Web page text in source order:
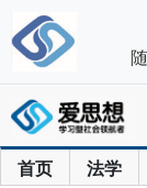
首页 法学